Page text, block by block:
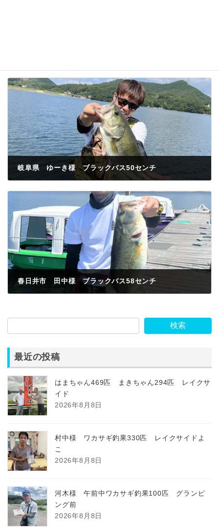
岐阜県 ゆーき様 ブラックバス50センチ
春日井市 田中様 ブラックバス58センチ
検索
最近の投稿
はまちゃん469匹 まきちゃん294匹 レイクサ
イド
2026年8月8日
村中様 ワカサギ釣果330匹 レイクサイドよ
こ
2026年8月8日
河木様 午前中ワカサギ釣果100匹 グランピ
ング前
2026年8月8日